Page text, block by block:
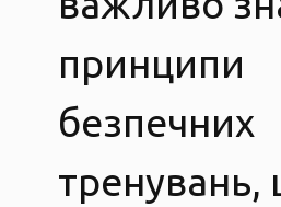
принципи
безпечних
тренувань,